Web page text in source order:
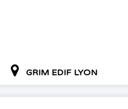
GRIM EDIF LYON